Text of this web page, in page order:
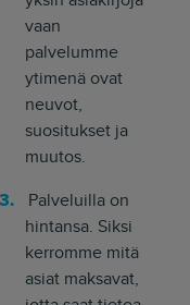
vaan
palvelumme
ytimenä ovat
neuvot,
suositukset ja
muutos.
Palveluilla on
hintansa. Siksi
kerromme mitä
asiat maksavat,